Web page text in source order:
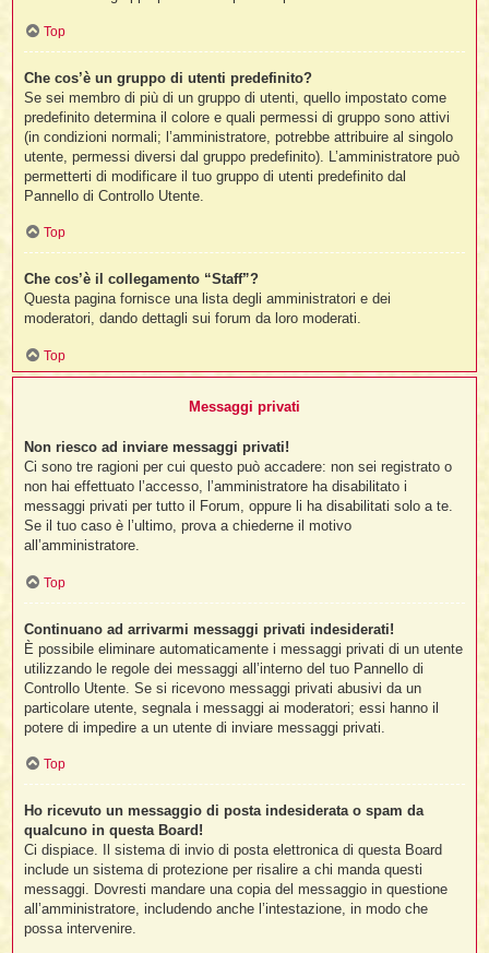
Top
Che cos’è un gruppo di utenti predefinito?
Se sei membro di più di un gruppo di utenti, quello impostato come
predefinito determina il colore e quali permessi di gruppo sono attivi
(in condizioni normali; l’amministratore, potrebbe attribuire al singolo
utente, permessi diversi dal gruppo predefinito). L’amministratore può
permetterti di modificare il tuo gruppo di utenti predefinito dal
Pannello di Controllo Utente.
Top
Che cos’è il collegamento “Staff”?
Questa pagina fornisce una lista degli amministratori e dei
moderatori, dando dettagli sui forum da loro moderati.
Top
Messaggi privati
Non riesco ad inviare messaggi privati!
Ci sono tre ragioni per cui questo può accadere: non sei registrato o
non hai effettuato l’accesso, l’amministratore ha disabilitato i
messaggi privati per tutto il Forum, oppure li ha disabilitati solo a te.
Se il tuo caso è l’ultimo, prova a chiederne il motivo
all’amministratore.
Top
Continuano ad arrivarmi messaggi privati indesiderati!
È possibile eliminare automaticamente i messaggi privati ​​di un utente
utilizzando le regole dei messaggi all’interno del tuo Pannello di
Controllo Utente. Se si ricevono messaggi privati ​​abusivi da un
particolare utente, segnala i messaggi ai moderatori; essi hanno il
potere di impedire a un utente di inviare messaggi privati​​.
Top
Ho ricevuto un messaggio di posta indesiderata o spam da
qualcuno in questa Board!
Ci dispiace. Il sistema di invio di posta elettronica di questa Board
include un sistema di protezione per risalire a chi manda questi
messaggi. Dovresti mandare una copia del messaggio in questione
all’amministratore, includendo anche l’intestazione, in modo che
possa intervenire.